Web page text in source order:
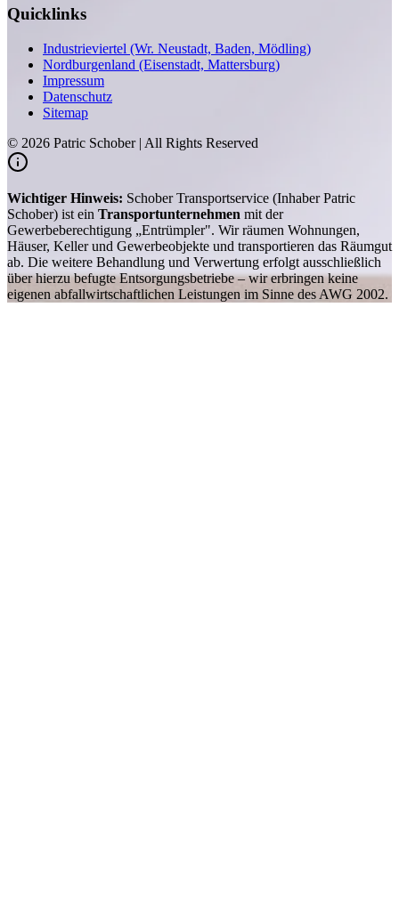
Quicklinks
Industrieviertel (Wr. Neustadt, Baden, Mödling)
Nordburgenland (Eisenstadt, Mattersburg)
Impressum
Datenschutz
Sitemap
© 2026 Patric Schober | All Rights Reserved
Wichtiger Hinweis: Schober Transportservice (Inhaber Patric
Schober) ist ein Transportunternehmen mit der
Gewerbeberechtigung „Entrümpler". Wir räumen Wohnungen,
Häuser, Keller und Gewerbeobjekte und transportieren das Räumgut
ab. Die weitere Behandlung und Verwertung erfolgt ausschließlich
über hierzu befugte Entsorgungsbetriebe – wir erbringen keine
eigenen abfallwirtschaftlichen Leistungen im Sinne des AWG 2002.